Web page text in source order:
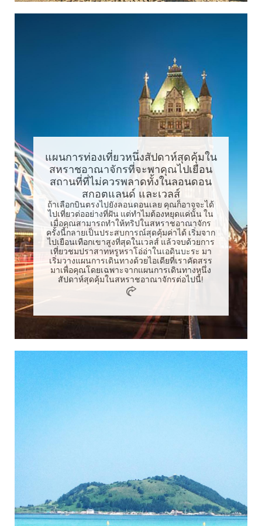
แผนการท่องเที่ยวหนึ่งสัปดาห์สุดคุ้มใน
สหราชอาณาจักรที่จะพาคุณไปเยือน
สถานที่ที่ไม่ควรพลาดทั้งในลอนดอน
สกอตแลนด์ และเวลส์
ถ้าเลือกบินตรงไปยังลอนดอนเลย คุณก็อาจจะได้
ไปเที่ยวต่ออย่างที่ฝัน แต่ทำไมต้องหยุดแค่นั้น ใน
เมื่อคุณสามารถทำให้ทริปในสหราชอาณาจักร
ครั้งนี้กลายเป็นประสบการณ์สุดคุ้มค่าได้ เริ่มจาก
ไปเยือนเทือกเขาสูงที่สุดในเวลส์ แล้วจบด้วยการ
เที่ยวชมปราสาทหรูหราโอ่อ่าในเอดินบะระ มา
เริ่มวางแผนการเดินทางด้วยไอเดียที่เราคัดสรร
มาเพื่อคุณโดยเฉพาะจากแผนการเดินทางหนึ่ง
สัปดาห์สุดคุ้มในสหราชอาณาจักรต่อไปนี้!